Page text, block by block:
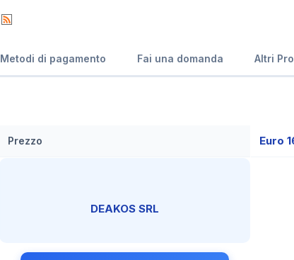
Metodi di pagamento Fai una domanda Altri
Prezzo Euro
DEAKOS SRL